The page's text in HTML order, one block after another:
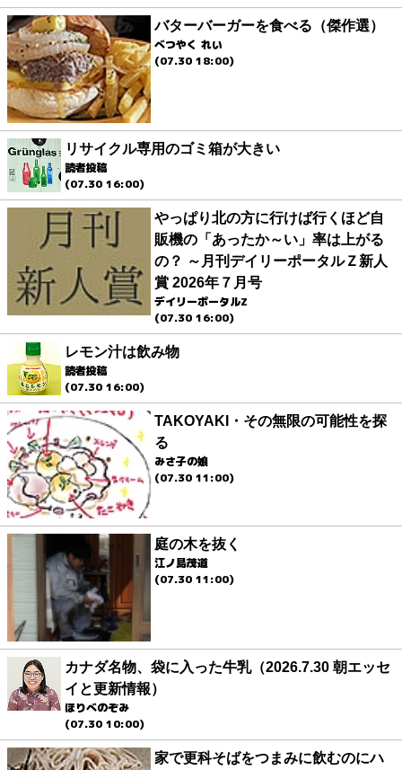
バターバーガーを食べる（傑作選）
べつやく れい
(07.30 18:00)
リサイクル専用のゴミ箱が大きい
読者投稿
(07.30 16:00)
やっぱり北の方に行けば行くほど自
販機の「あったか～い」率は上がる
の？ ～月刊デイリーポータルＺ新人
賞 2026年７月号
デイリーポータルZ
(07.30 16:00)
レモン汁は飲み物
読者投稿
(07.30 16:00)
TAKOYAKI・その無限の可能性を探
る
みさ子の娘
(07.30 11:00)
庭の木を抜く
江ノ島茂道
(07.30 11:00)
カナダ名物、袋に入った牛乳（2026.7.30 朝エッセ
イと更新情報）
ほりべのぞみ
(07.30 10:00)
家で更科そばをつまみに飲むのにハ